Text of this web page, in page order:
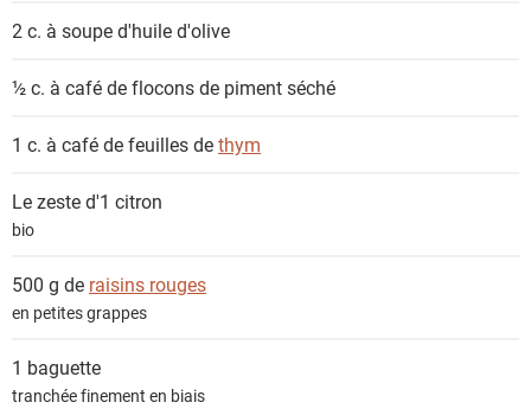
t
2 c. à souped'huile d'olive
½ c. à café deflocons de piment séché
1 c. à café de feuilles dethym
Le zeste d'1 citron
bio
500 g de raisins rouges
en petites grappes
1 baguette
tranchée finement en biais